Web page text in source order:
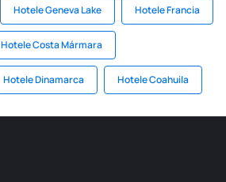
Hotele Geneva Lake Hotele Francia
Hotele Costa Mármara
Hotele Dinamarca Hotele Coahuila